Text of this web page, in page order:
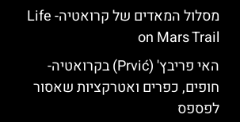
מסלול המאדים של קרואטיה- Life
on Mars Trail
האי פריבץ' (Prvić) בקרואטיה-
חופים, כפרים ואטרקציות שאסור
לפספס